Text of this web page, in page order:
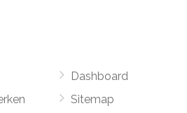
Dashboard
Sitemap